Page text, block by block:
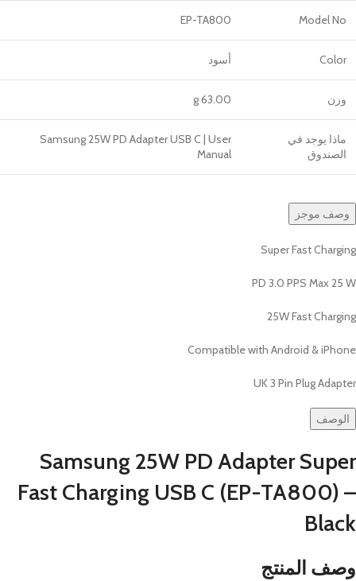
Model No
EP-TA800
Color أسود
وزن 63.00 g
ماذا يوجد في
الصندوق
Samsung 25W PD Adapter USB C | User
Manual
وصف موجز
Super Fast Charging
PD 3.0 PPS Max 25 W
25W Fast Charging
Compatible with Android & iPhone
UK 3 Pin Plug Adapter
الوصف
Samsung 25W PD Adapter Super
Fast Charging USB C (EP-TA800) –
Black
وصف المنتج